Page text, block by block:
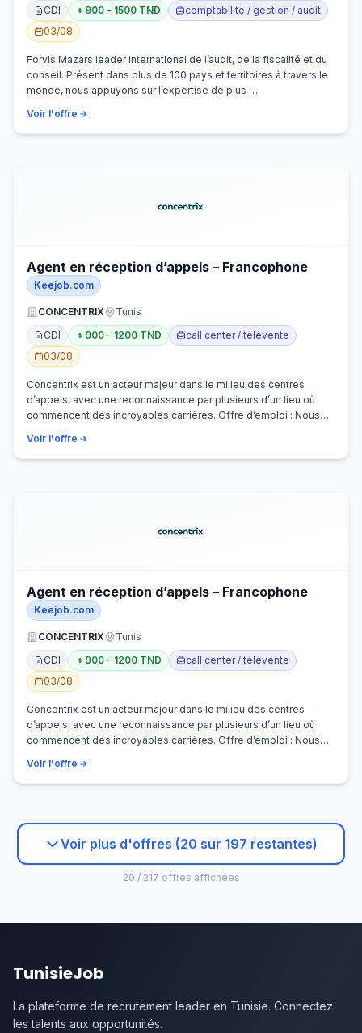
CDI
900 - 1500 TND
comptabilité / gestion / audit
03/08
Forvis Mazars leader international de l’audit, de la fiscalité et du
conseil. Présent dans plus de 100 pays et territoires à travers le
monde, nous appuyons sur l’expertise de plus …
Voir l'offre
Agent en réception d’appels – Francophone
Keejob.com
CONCENTRIX
Tunis
CDI
900 - 1200 TND
call center / télévente
03/08
Concentrix est un acteur majeur dans le milieu des centres
d’appels, avec une reconnaissance par plusieurs d’un lieu où
commencent des incroyables carrières. Offre d’emploi : Nous
Voir l'offre
Agent en réception d’appels – Francophone
Keejob.com
CONCENTRIX
Tunis
CDI
900 - 1200 TND
call center / télévente
03/08
Concentrix est un acteur majeur dans le milieu des centres
d’appels, avec une reconnaissance par plusieurs d’un lieu où
commencent des incroyables carrières. Offre d’emploi : Nous
Voir l'offre
Voir plus d'offres (20 sur 197 restantes)
20 / 217 offres affichées
TunisieJob
La plateforme de recrutement leader en Tunisie. Connectez
les talents aux opportunités.